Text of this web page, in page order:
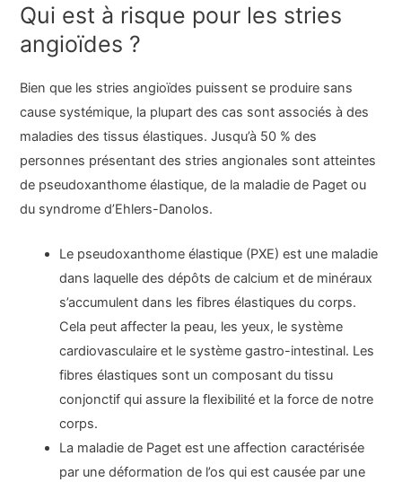
Qui est à risque pour les stries
angioïdes ?
Bien que les stries angioïdes puissent se produire sans
cause systémique, la plupart des cas sont associés à des
maladies des tissus élastiques. Jusqu’à 50 % des
personnes présentant des stries angionales sont atteintes
de pseudoxanthome élastique, de la maladie de Paget ou
du syndrome d’Ehlers-Danolos.
Le pseudoxanthome élastique (PXE) est une maladie
dans laquelle des dépôts de calcium et de minéraux
s’accumulent dans les fibres élastiques du corps.
Cela peut affecter la peau, les yeux, le système
cardiovasculaire et le système gastro-intestinal. Les
fibres élastiques sont un composant du tissu
conjonctif qui assure la flexibilité et la force de notre
corps.
La maladie de Paget est une affection caractérisée
par une déformation de l’os qui est causée par une